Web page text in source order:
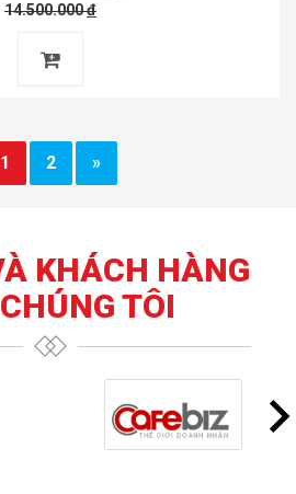
14.500.000đ
1 2 »
KHÁCH HÀNG
TÔI